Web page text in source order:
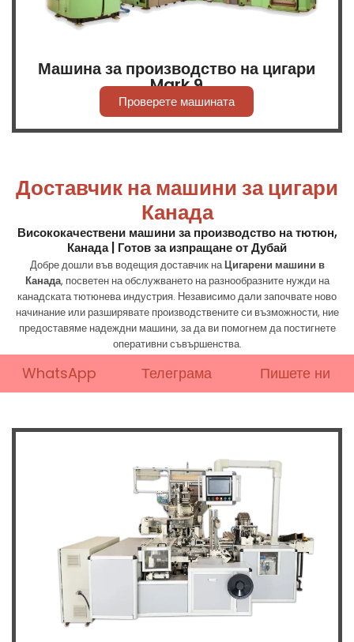
Машина за производство на цигари
Mark 9
Проверете машината
Доставчик на машини за цигари
Канада
Висококачествени машини за производство на тютюн,
Канада | Готов за изпращане от Дубай
Добре дошли във водещия доставчик наЦигарени машини в
Канада, посветен на обслужването на разнообразните нужди на
канадската тютюнева индустрия. Независимо дали започвате ново
начинание или разширявате производствените си възможности, ние
предоставяме надеждни машини, за да ви помогнем да постигнете
оперативни съвършенства.
WhatsApp Телеграма Пишете ни